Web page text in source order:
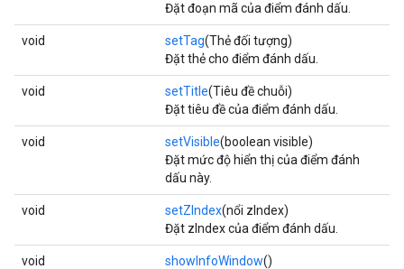
Đặt đoạn mã của điểm đánh dấu.
void setTag(Thẻ đối tượng)
Đặt thẻ cho điểm đánh dấu.
void setTitle(Tiêu đề chuỗi)
Đặt tiêu đề của điểm đánh dấu.
void setVisible(boolean visible)
Đặt mức độ hiển thị của điểm đánh
dấu này.
void setZIndex(nổi zIndex)
Đặt zIndex của điểm đánh dấu.
void showInfoWindow()